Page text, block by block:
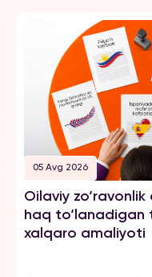
05 Avg 2026
Oilaviy
haq to‘lanadigan
xalqaro amaliyoti